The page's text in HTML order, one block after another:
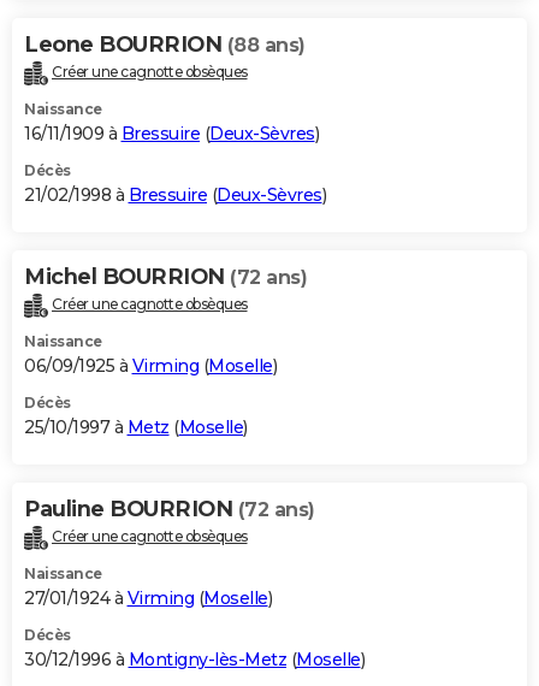
Leone BOURRION (88 ans)
Créer une cagnotte obsèques
Naissance
16/11/1909 à Bressuire (Deux-Sèvres)
Décès
21/02/1998 à Bressuire (Deux-Sèvres)
Michel BOURRION (72 ans)
Créer une cagnotte obsèques
Naissance
06/09/1925 à Virming (Moselle)
Décès
25/10/1997 à Metz (Moselle)
Pauline BOURRION (72 ans)
Créer une cagnotte obsèques
Naissance
27/01/1924 à Virming (Moselle)
Décès
30/12/1996 à Montigny-lès-Metz (Moselle)